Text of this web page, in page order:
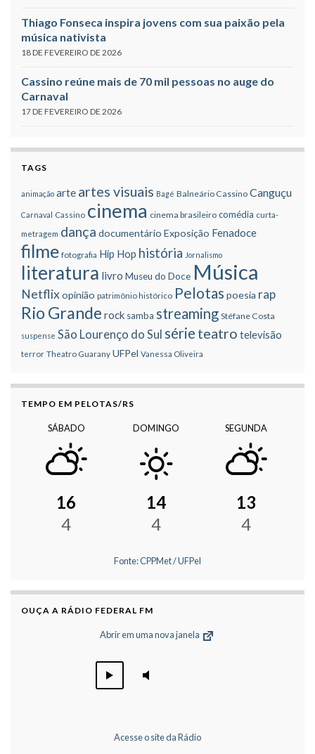
Thiago Fonseca inspira jovens com sua paixão pela
música nativista
18 DE FEVEREIRO DE 2026
Cassino reúne mais de 70 mil pessoas no auge do
Carnaval
17 DE FEVEREIRO DE 2026
TAGS
animação arte artes visuais Bagé Balneário Cassino Canguçu
Carnaval Cassino cinema cinema brasileiro comédia curta-
metragem dança documentário Exposição Fenadoce
filme fotografia Hip Hop história Jornalismo
literatura livro Museu do Doce Música
Netflixopinião patrimônio histórico Pelotas poesia rap
Rio Grande rock samba streaming Stéfane Costa
suspense São Lourenço do Sul série teatro televisão
terror Theatro Guarany UFPel Vanessa Oliveira
TEMPO EM PELOTAS/RS
SÁBADO
16
4
DOMINGO
14
4
SEGUNDA
13
4
Fonte: CPPMet / UFPel
OUÇA A RÁDIO FEDERAL FM
Abrir em uma nova janela
Acesse o site da Rádio